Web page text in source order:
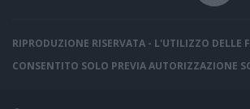
RIPRODUZIONE RISERVATA - L'UTILIZZO DELLE
CONSENTITO SOLO PREVIA AUTORIZZAZIONE